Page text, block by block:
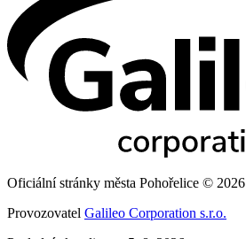
Oficiální stránky města Pohořelice © 2026
Provozovatel Galileo Corporation s.r.o.